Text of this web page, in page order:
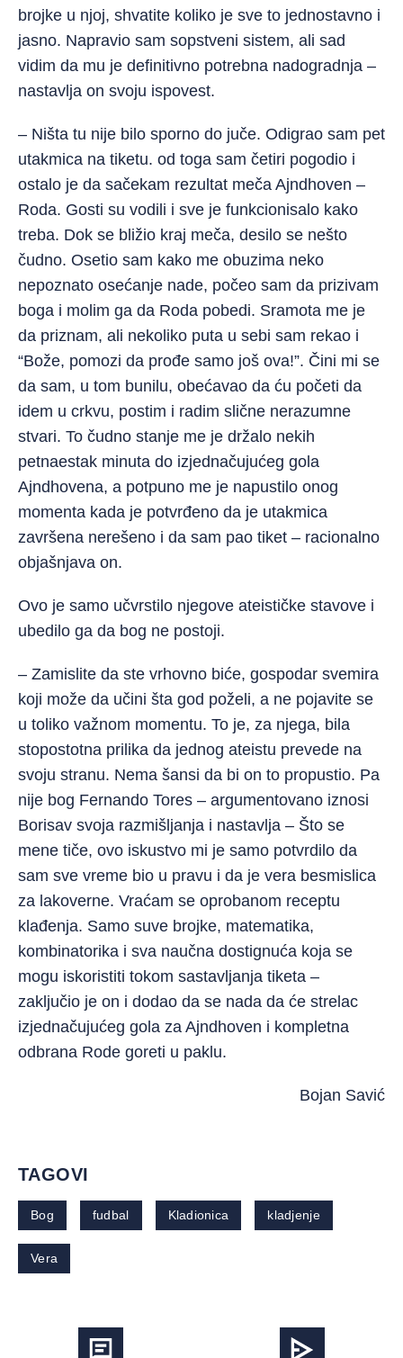
brojke u njoj, shvatite koliko je sve to jednostavno i
jasno. Napravio sam sopstveni sistem, ali sad
vidim da mu je definitivno potrebna nadogradnja –
nastavlja on svoju ispovest.
– Ništa tu nije bilo sporno do juče. Odigrao sam pet
utakmica na tiketu. od toga sam četiri pogodio i
ostalo je da sačekam rezultat meča Ajndhoven –
Roda. Gosti su vodili i sve je funkcionisalo kako
treba. Dok se bližio kraj meča, desilo se nešto
čudno. Osetio sam kako me obuzima neko
nepoznato osećanje nade, počeo sam da prizivam
boga i molim ga da Roda pobedi. Sramota me je
da priznam, ali nekoliko puta u sebi sam rekao i
“Bože, pomozi da prođe samo još ova!”. Čini mi se
da sam, u tom bunilu, obećavao da ću početi da
idem u crkvu, postim i radim slične nerazumne
stvari. To čudno stanje me je držalo nekih
petnaestak minuta do izjednačujućeg gola
Ajndhovena, a potpuno me je napustilo onog
momenta kada je potvrđeno da je utakmica
završena nerešeno i da sam pao tiket – racionalno
objašnjava on.
Ovo je samo učvrstilo njegove ateističke stavove i
ubedilo ga da bog ne postoji.
– Zamislite da ste vrhovno biće, gospodar svemira
koji može da učini šta god poželi, a ne pojavite se
u toliko važnom momentu. To je, za njega, bila
stopostotna prilika da jednog ateistu prevede na
svoju stranu. Nema šansi da bi on to propustio. Pa
nije bog Fernando Tores – argumentovano iznosi
Borisav svoja razmišljanja i nastavlja – Što se
mene tiče, ovo iskustvo mi je samo potvrdilo da
sam sve vreme bio u pravu i da je vera besmislica
za lakoverne. Vraćam se oprobanom receptu
klađenja. Samo suve brojke, matematika,
kombinatorika i sva naučna dostignuća koja se
mogu iskoristiti tokom sastavljanja tiketa –
zaključio je on i dodao da se nada da će strelac
izjednačujućeg gola za Ajndhoven i kompletna
odbrana Rode goreti u paklu.
Bojan Savić
TAGOVI
Bog fudbal Kladionica kladjenje
Vera